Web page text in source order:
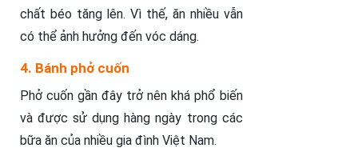
chất béo tăng lên. Vì thế, ăn nhiều vẫn
có thể ảnh hưởng đến vóc dáng.
4. Bánh phở cuốn
Phở cuốn gần đây trở nên khá phổ biến
và được sử dụng hàng ngày trong các
bữa ăn của nhiều gia đình Việt Nam.